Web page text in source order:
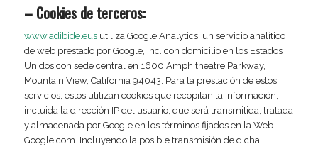
– Cookies de terceros:
www.adibide.eusutiliza Google Analytics, un servicio analítico
de web prestado por Google, Inc. con domicilio en los Estados
Unidos con sede central en 1600 Amphitheatre Parkway,
Mountain View, California 94043. Para la prestación de estos
servicios, estos utilizan cookies que recopilan la información,
incluida la dirección IP del usuario, que será transmitida, tratada
y almacenada por Google en los términos fijados en la Web
Google.com. Incluyendo la posible transmisión de dicha